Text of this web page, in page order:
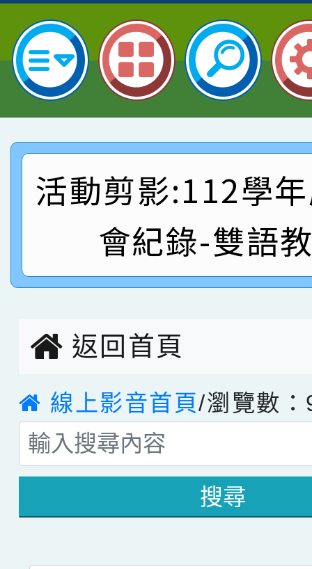
名
倩參加桃園市科展 國
名 指導老師王老師、
賀！本校四年二班張O
園市英語競賽國小朗讀
指導老師林老師
賀！本校參加桃園市中
賽 劉文瑛教師榮獲教
臺灣台語-第二名
賀！本校參與2026世
市賽榮獲科學小創客佳
創客第三名。
賀！本校參加桃園市中
賽 洪綺君教師榮獲社
賀！本校阿巴斯O蜜、
名 指導老師王老師、
園市英語競賽國小朗
指導老師林老師
賀！本校參加桃園市中
臺灣台語-第二名
市賽榮獲科學小創客佳
活動剪影:112學
會紀錄-雙語
返回首頁
線上影音首頁/瀏覽數
搜尋